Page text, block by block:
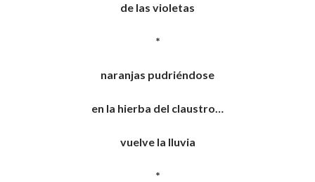
de las violetas
*
naranjas pudriéndose
en la hierba del claustro…
vuelve la lluvia
*